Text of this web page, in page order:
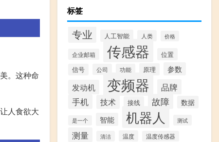
。这种命
人食欲大
标签
专业 人工智能 人类 价格
企业邮箱 传感器 位置
信号 公司 功能 原理 参数
发动机 变频器 品牌
手机 技术 接线 故障 数据
是一个 智能 机器人 测试
测量 清洁 温度 温度传感器